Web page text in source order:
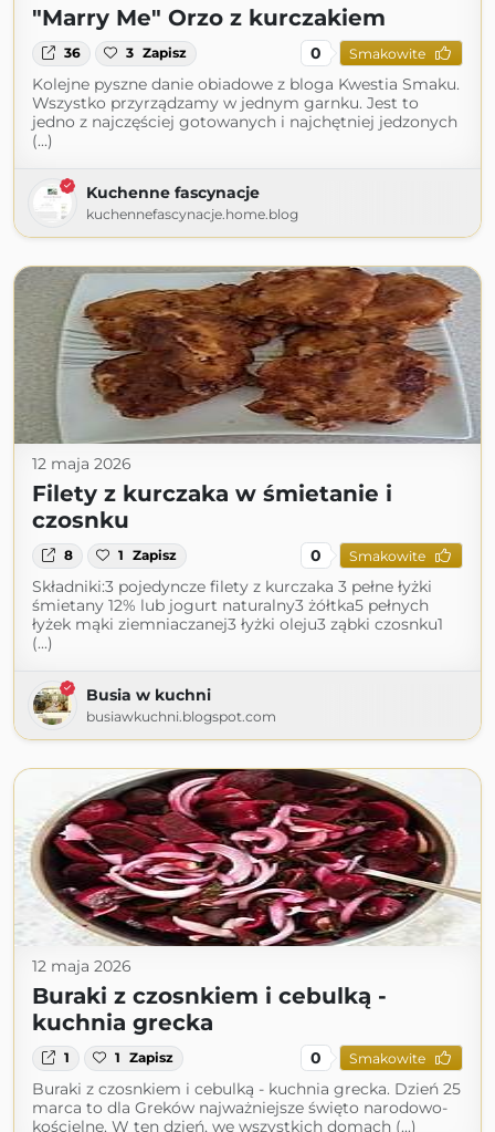
"Marry Me" Orzo z kurczakiem
36 3 Zapisz 0 Smakowite
Kolejne pyszne danie obiadowe z bloga Kwestia Smaku.
Wszystko przyrządzamy w jednym garnku. Jest to
jedno z najczęściej gotowanych i najchętniej jedzonych
(...)
Kuchenne fascynacje
kuchennefascynacje.home.blog
12 maja 2026
Filety z kurczaka w śmietanie i
czosnku
8 1 Zapisz 0 Smakowite
Składniki:3 pojedyncze filety z kurczaka 3 pełne łyżki
śmietany 12% lub jogurt naturalny3 żółtka5 pełnych
łyżek mąki ziemniaczanej3 łyżki oleju3 ząbki czosnku1
(...)
Busia w kuchni
busiawkuchni.blogspot.com
12 maja 2026
Buraki z czosnkiem i cebulką -
kuchnia grecka
1 1 Zapisz 0 Smakowite
Buraki z czosnkiem i cebulką - kuchnia grecka. Dzień 25
marca to dla Greków najważniejsze święto narodowo-
kościelne. W ten dzień, we wszystkich domach (...)